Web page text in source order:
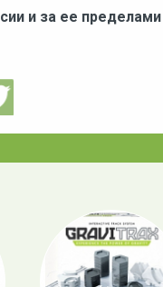
и за ее пределами